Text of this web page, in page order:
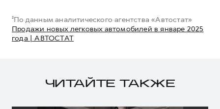
²По данным аналитического агентства «Автостат»
Продажи новых легковых автомобилей в январе 2025
года | АВТОСТАТ
ЧИТАЙТЕ ТАКЖЕ